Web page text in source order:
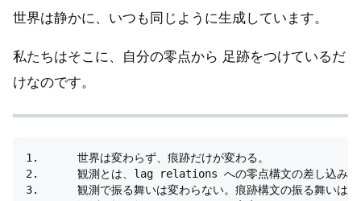
世界は静かに、いつも同じように生成しています。
私たちはそこに、自分の零点から 足跡をつけているだ
けなのです。
1.	世界は変わらず、痕跡だけが変わる。
2.	観測とは、lag relations への零点構文の差し込みである。
3.	観測で振る舞いは変わらない。痕跡構文の振る舞いは変わる。